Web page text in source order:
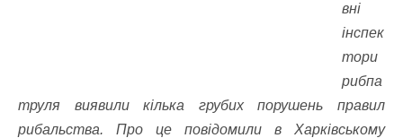
вні
інспек
тори
рибпа
труля виявили кілька грубих порушень правил
рибальства. Про це повідомили в Харківському